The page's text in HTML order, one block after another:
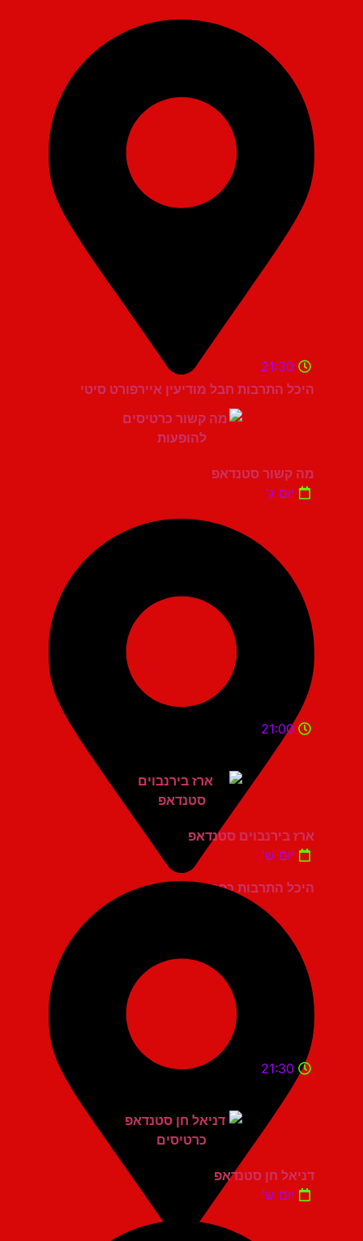
היכל התרבות חבל מודיעין איירפורט סיטי
21:30
מה קשור סטנדאפ
יום ג'
היכל התרבות כפר סבא
21:00
ארז בירנבוים סטנדאפ
יום ש'
21:30
דניאל חן סטנדאפ
יום ש'